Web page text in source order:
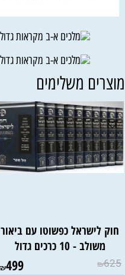
משלימים
חוק לישראל כפשוטו עם ביאור
משולב - 10 כרכים גדול
₪625
₪499